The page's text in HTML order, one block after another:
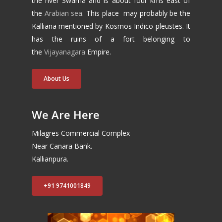
the Arabian sea. This place may probably be the
Kalliana mentioned by Kosmos Indico-pleustes. It
has the ruins of a fort belonging to
theVijayanagara Empire.
About Us
We Are Here
Milagres Commercial Complex
Near Canara Bank.
Kallianpura.
+91 9741001849